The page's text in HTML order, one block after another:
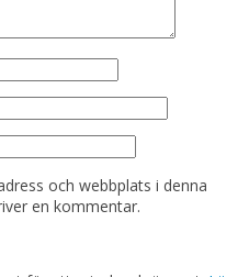
och webbplats i denna
en kommentar.